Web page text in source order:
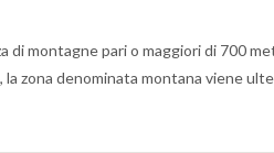
di montagne pari o maggiori di 700
zona denominata montana viene